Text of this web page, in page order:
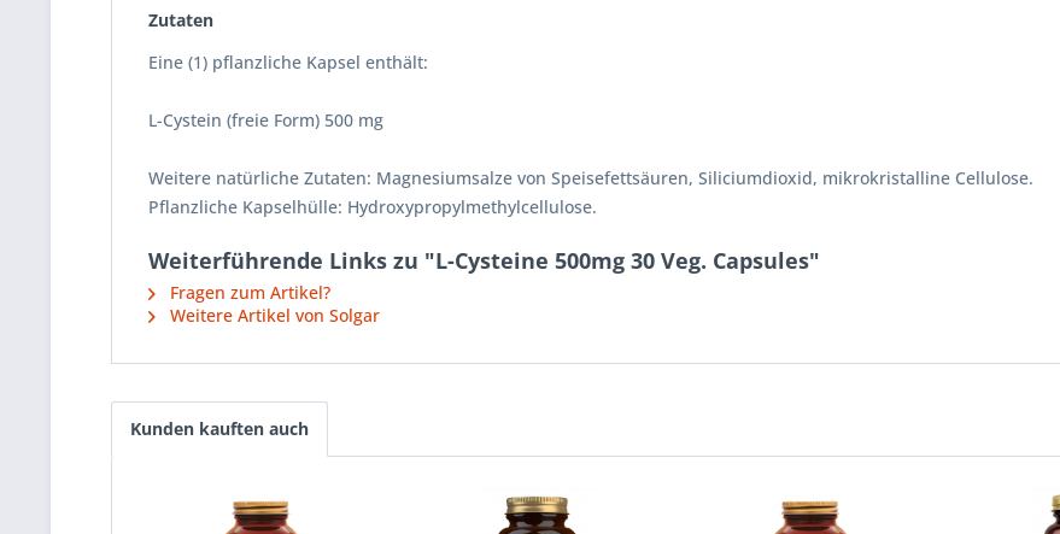
Zutaten
Eine (1) pflanzliche Kapsel enthält:
L-Cystein (freie Form) 500 mg
Weitere natürliche Zutaten: Magnesiumsalze von Speisefettsäuren, Siliciumdioxid, mikrokristalline Cellulose.
Pflanzliche Kapselhülle: Hydroxypropylmethylcellulose.
Weiterführende Links zu "L-Cysteine 500mg 30 Veg. Capsules"
Fragen zum Artikel?
Weitere Artikel von Solgar
Kunden kauften auch